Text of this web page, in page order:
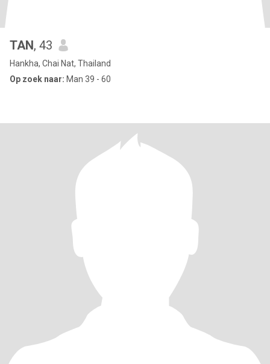
TAN, 43
Hankha, Chai Nat, Thailand
Op zoek naar: Man 39 - 60